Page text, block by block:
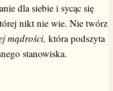
dla siebie i sycąc się
nikt nie wie. Nie twórz
mądrości, która podszyta
stanowiska.